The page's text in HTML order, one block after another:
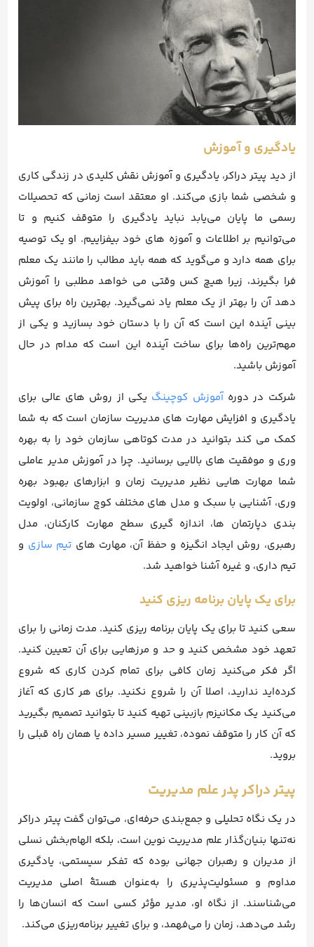
یادگیری و آموزش
از دید پیتر دراکر، یادگیری و آموزش نقش کلیدی در زندگی کاری
و شخصی شما بازی می‌کند. او معتقد است زمانی که تحصیلات
رسمی ما پایان می‌یابد نباید یادگیری را متوقف کنیم و تا
می‌توانیم بر اطلاعات و آموزه های خود بیفزاییم. او یک توصیه
برای همه دارد و می‌گوید که همه باید مطالب را مانند یک معلم
فرا بگیرند، زیرا هیچ کس وقتی می خواهد مطلبی را آموزش
دهد آن را بهتر از یک معلم یاد نمی‌گیرد. بهترین راه برای پیش
بینی آینده این است که آن را با دستان خود بسازید و یکی از
مهم‌ترین راه‌ها برای ساخت آینده این است که مدام در حال
آموزش باشید.
شرکت در دورهآموزش کوچینگ یکی از روش های عالی برای
یادگیری و افزایش مهارت های مدیریت سازمان است که به شما
کمک می کند بتوانید در مدت کوتاهی سازمان خود را به بهره
وری و موفقیت های بالایی برسانید. چرا در آموزش مدیر عاملی
شما مهارت هایی نظیر مدیریت زمان و ابزارهای بهبود بهره
وری، آشنایی با سبک و مدل های مختلف کوچ سازمانی، اولویت
بندی دپارتمان ها، اندازه گیری سطح مهارت کارکنان، مدل
رهبری، روش ایجاد انگیزه و حفظ آن، مهارت های تیم سازی و
تیم داری، و غیره آشنا خواهید شد.
برای یک پایان برنامه ریزی کنید
سعی کنید تا برای یک پایان برنامه ریزی کنید. مدت زمانی را برای
تعهد خود مشخص کنید و حد و مرزهایی برای آن تعیین کنید.
اگر فکر می‌کنید زمان کافی برای تمام کردن کاری که شروع
کرده‌اید ندارید، اصلا آن را شروع نکنید. برای هر کاری که آغاز
می‌کنید یک مکانیزم بازبینی تهیه کنید تا بتوانید تصمیم بگیرید
که آن کار را متوقف نموده، تغییر مسیر داده یا همان راه قبلی را
بروید.
پیتر دراکر پدر علم مدیریت
در یک نگاه تحلیلی و جمع‌بندی حرفه‌ای، می‌توان گفت پیتر دراکر
نه‌تنها بنیان‌گذار علم مدیریت نوین است، بلکه الهام‌بخش نسلی
از مدیران و رهبران جهانی بوده که تفکر سیستمی، یادگیری
مداوم و مسئولیت‌پذیری را به‌عنوان هستهٔ اصلی مدیریت
می‌شناسند. از نگاه او، مدیر مؤثر کسی است که انسان‌ها را
رشد می‌دهد، زمان را می‌فهمد، و برای تغییر برنامه‌ریزی می‌کند.